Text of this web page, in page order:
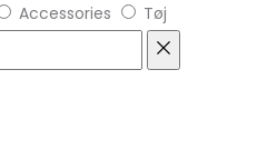
Accessories Tøj